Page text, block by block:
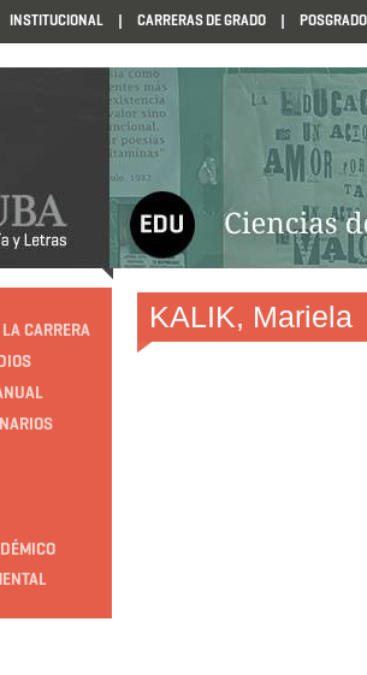
INSTITUCIONAL CARRERAS DE GRADO POSGRADO
PROGRAMACION1985
CARRERA
KALIK, Mariela